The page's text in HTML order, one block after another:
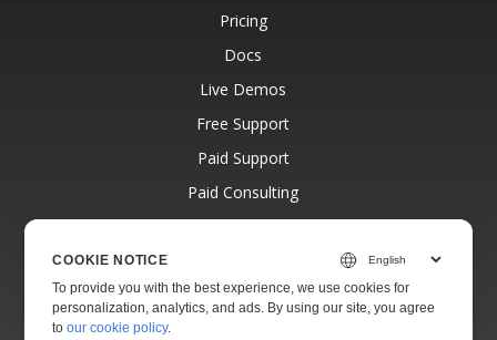
Pricing
Docs
Live Demos
Free Support
Paid Support
Paid Consulting
Blog
About
COOKIE NOTICE
To provide you with the best experience, we use cookies for
personalization, analytics, and ads. By using our site, you agree
toour cookie policy.